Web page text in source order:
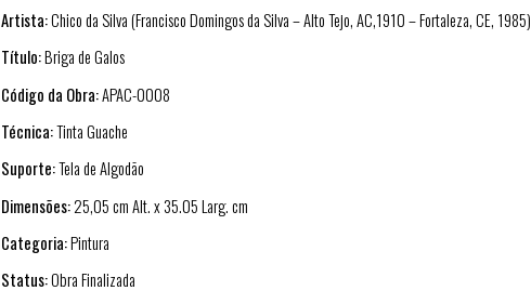
Artista:Chico da Silva (Francisco Domingos da Silva – Alto Tejo, AC,1910 – Fortaleza, CE, 1985)
Título:Briga de Galos
Código da Obra:APAC-0008
Técnica:Tinta Guache
Suporte:Tela de Algodão
Dimensões:25,05 cm Alt. x 35.05 Larg. cm
Categoria:Pintura
Status:Obra Finalizada